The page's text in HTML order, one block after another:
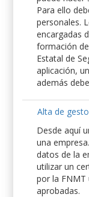
Para ello
personales.
encargadas
formación
Estatal de
aplicación,
además
Alta de
Desde aquí
una
datos de la
utilizar un
por la FNMT
aprobadas.